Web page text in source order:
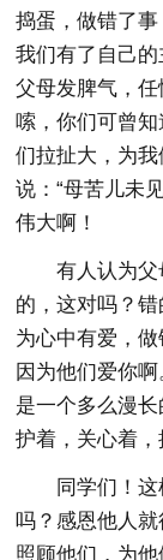
捣蛋，做错了事
我们有了自己
父母发脾气，
嗦，你们可曾
们拉扯大，为
说：“母苦儿未
伟大啊！
有人认为
的，这对吗？
为心中有爱，
因为他们爱你
是一个多么漫
护着，关心着，
同学们！
吗？感恩他人
照顾他们，为